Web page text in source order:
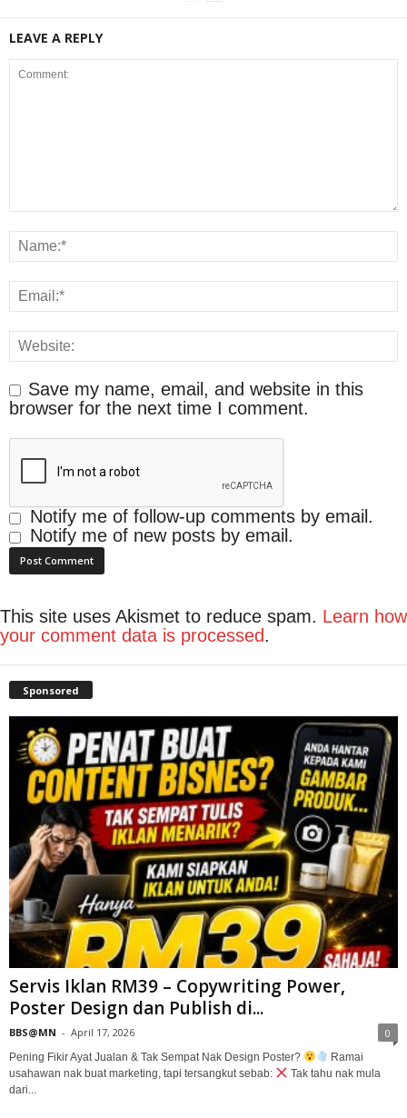
LEAVE A REPLY
Save my name, email, and website in this
browser for the next time I comment.
Notify me of follow-up comments by email.
Notify me of new posts by email.
This site uses Akismet to reduce spam. Learn how
your comment data is processed.
Sponsored
Servis Iklan RM39 – Copywriting Power,
Poster Design dan Publish di...
BBS@MN - April 17, 2026 0
Pening Fikir Ayat Jualan & Tak Sempat Nak Design Poster?
Ramai
usahawan nak buat marketing, tapi tersangkut sebab:
Tak tahu nak mula
dari...